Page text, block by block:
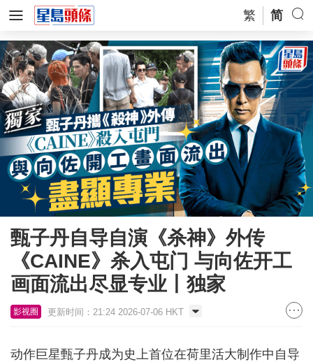
繁 简
甄子丹自导自演《杀神》外传
《CAINE》杀入屯门 与向佐开工
画面流出尽显专业丨独家
影视圈 更新时间：21:24 2026-07-06 HKT
动作巨星甄子丹成为史上首位在荷里活大制作中自导